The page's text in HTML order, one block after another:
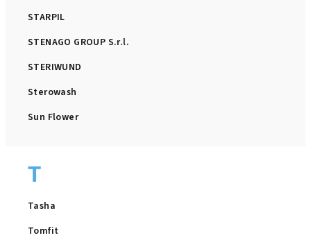
STARPIL
STENAGO GROUP S.r.l.
STERIWUND
Sterowash
Sun Flower
T
Tasha
Tomfit